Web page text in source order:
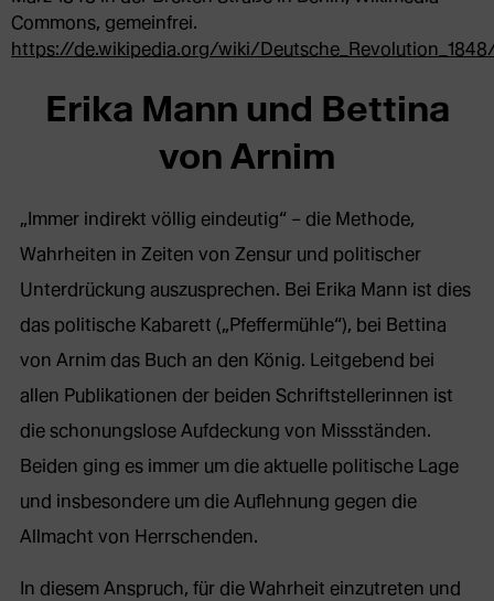
Commons, gemeinfrei.
https://de.wikipedia.org/wiki/
Erika Mann und Bettina
von Arnim
„Immer indirekt völlig eindeutig“ – die Methode,
Wahrheiten in Zeiten von Zensur und politischer
Unterdrückung auszusprechen. Bei Erika Mann ist dies
das politische Kabarett („Pfeffermühle“), bei Bettina
von Arnim das Buch an den König. Leitgebend bei
allen Publikationen der beiden Schriftstellerinnen ist
die schonungslose Aufdeckung von Missständen.
Beiden ging es immer um die aktuelle politische Lage
und insbesondere um die Auflehnung gegen die
Allmacht von Herrschenden.
In diesem Anspruch, für die Wahrheit einzutreten und